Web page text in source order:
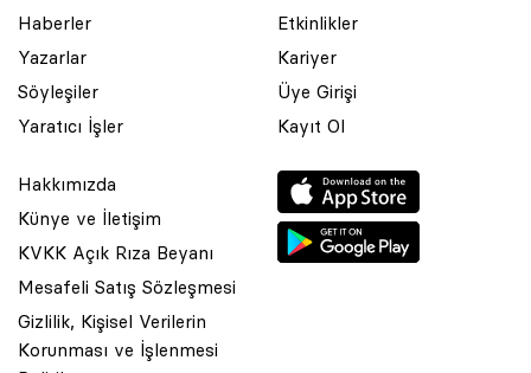
Haberler
Yazarlar
Söyleşiler
Yaratıcı İşler
Etkinlikler
Kariyer
Üye Girişi
Kayıt Ol
Hakkımızda
Künye ve İletişim
KVKK Açık Rıza Beyanı
Mesafeli Satış Sözleşmesi
Gizlilik, Kişisel Verilerin
Korunması ve İşlenmesi